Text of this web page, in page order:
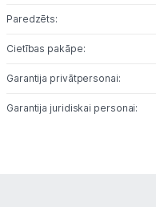
Stacionārie
Paredzēts:
Cietības pakāpe:
Garantija privātpersonai:
Garantija juridiskai personai: